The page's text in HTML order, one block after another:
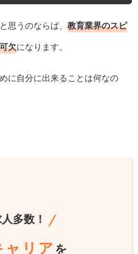
思うのならば、 教育業界のスピ
欠になります。
に自分に出来ることは何なの
多数！
ャリア を